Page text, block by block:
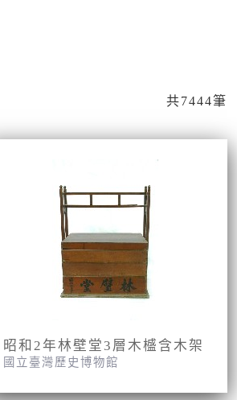
共7444筆
昭和2年林壁堂3層木𣛮含木架
國立臺灣歷史博物館